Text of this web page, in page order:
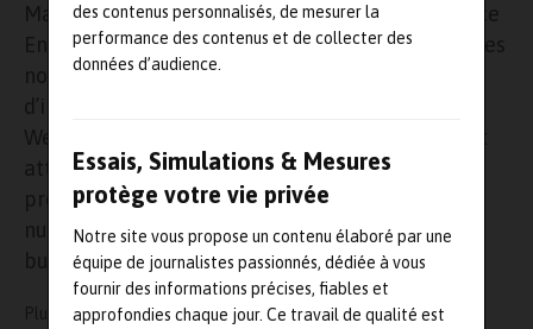
des contenus personnalisés, de mesurer la
performance des contenus et de collecter des
données d’audience.
Essais, Simulations & Mesures
protège votre vie privée
Notre site vous propose un contenu élaboré par une
équipe de journalistes passionnés, dédiée à vous
fournir des informations précises, fiables et
approfondies chaque jour. Ce travail de qualité est
Maintenance, Qualité Références et Maintenance
Entreprise vient de créer et de mettre en ligne ses
nouveaux sites éditoriaux. Véritable outil
d’informations techniques et exclusives, le site
Web d’Essais & Simulations entend répondre aux
attentes de ses lecteurs réunissant les
professionnels des essais, de la simulation
numérique et de la mesure, sans oublier les
bureaux d’études, le calcul et l’industrie 4.0.
Plus qu’un média complémentaire du magazine papier,essais-